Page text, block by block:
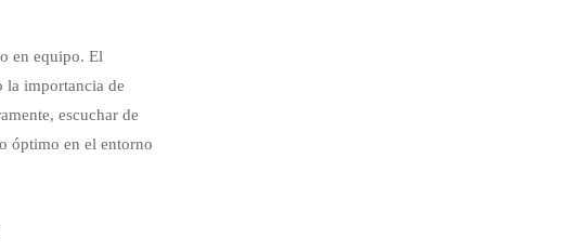
en equipo. El
la importancia de
escuchar de
óptimo en el entorno